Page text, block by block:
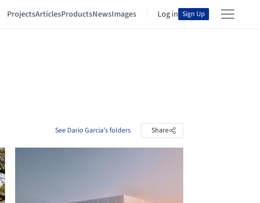
ProjectsArticlesProductsNewsImages Log in Sign Up
See Dario Garcia's folders Share